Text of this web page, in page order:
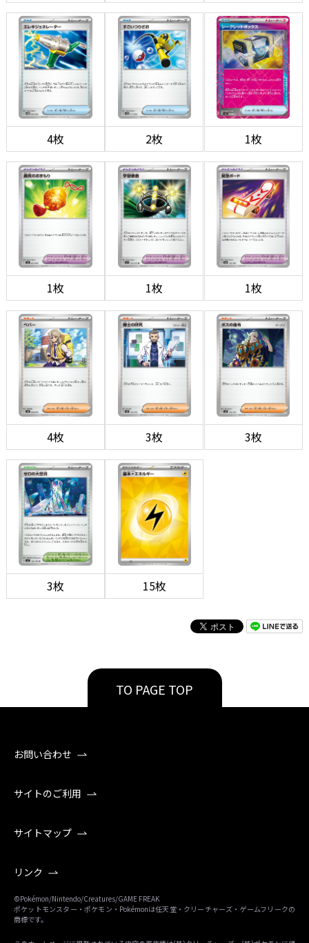
4枚 2枚 1枚
1枚 1枚 1枚
4枚 3枚 3枚
3枚 15枚
TO PAGE TOP
お問い合わせ
サイトのご利用
サイトマップ
リンク
©Pokémon/Nintendo/Creatures/GAME FREAK
ポケットモンスター・ポケモン・Pokémonは任天堂・クリーチャーズ・ゲームフリークの
商標です。